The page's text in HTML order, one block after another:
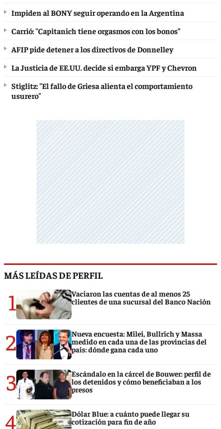
Impiden al BONY seguir operando en la Argentina
Carrió: "Capitanich tiene orgasmos con los bonos”
AFIP pide detener a los directivos de Donnelley
La Justicia de EE.UU. decide si embarga YPF y Chevron
Stiglitz: "El fallo de Griesa alienta el comportamiento
usurero"
MÁS LEÍDAS DE PERFIL
1
Vaciaron las cuentas de al menos 25
clientes de una sucursal del Banco Nación
2
Nueva encuesta: Milei, Bullrich y Massa
medido en cada una de las provincias del
país: dónde gana cada uno
3
Escándalo en la cárcel de Bouwer: perfil de
los detenidos y cómo beneficiaban a los
presos
4
Dólar Blue: a cuánto puede llegar su
cotización para fin de año